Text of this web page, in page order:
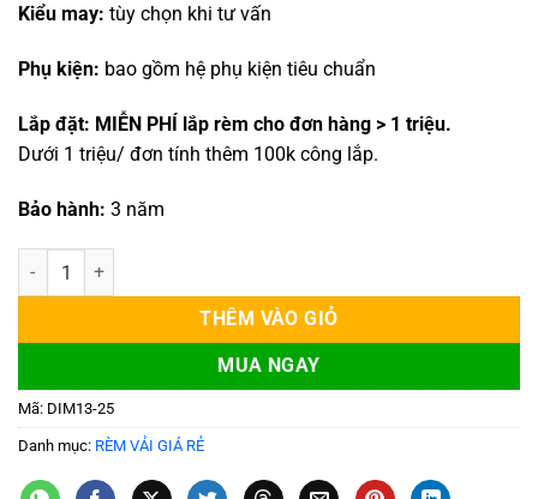
Kiểu may: tùy chọn khi tư vấn
Phụ kiện: bao gồm hệ phụ kiện tiêu chuẩn
Lắp đặt: MIỄN PHÍ lắp rèm cho đơn hàng > 1 triệu.
Dưới 1 triệu/ đơn tính thêm 100k công lắp.
Bảo hành: 3 năm
Rèm vải bố đẹp cản nắng cho nhà hướng tây số lượng
THÊM VÀO GIỎ
MUA NGAY
Mã: DIM13-25
Danh mục: RÈM VẢI GIÁ RẺ